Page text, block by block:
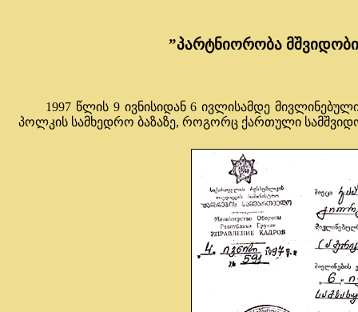
”პარტნიორობა
1997 წლის 9 ივნისიდან 6 ივლისამდე მივლინებული
პოლკის სამხედრო ბაზაზე, როგორც ქართული